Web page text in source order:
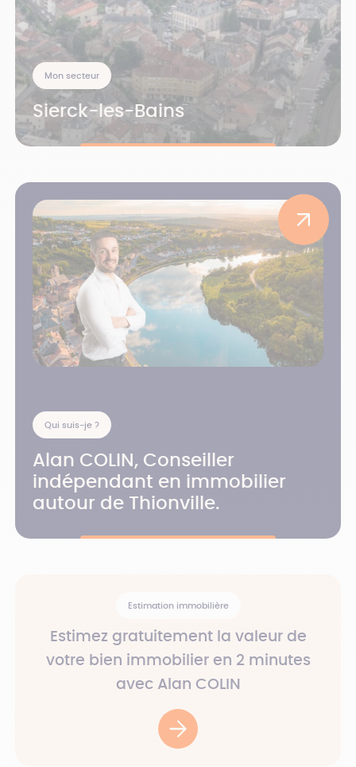
Mon secteur
Sierck-les-Bains
Qui suis-je ?
Alan COLIN, Conseiller
indépendant en immobilier
autour de Thionville.
Estimation immobilière
Estimez gratuitement la valeur de
votre bien immobilier en 2 minutes
avec Alan COLIN